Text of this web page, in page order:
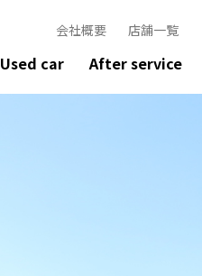
Used car After service
会社概要 店舗一覧